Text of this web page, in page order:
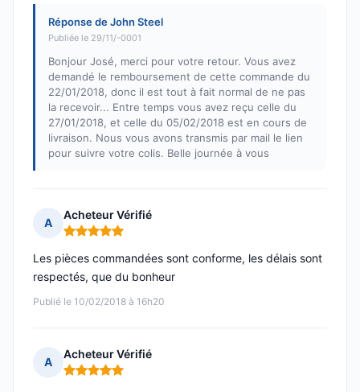
Réponse de John Steel
Publiée le 29/11/-0001
Bonjour José, merci pour votre retour. Vous avez
demandé le remboursement de cette commande du
22/01/2018, donc il est tout à fait normal de ne pas
la recevoir... Entre temps vous avez reçu celle du
27/01/2018, et celle du 05/02/2018 est en cours de
livraison. Nous vous avons transmis par mail le lien
pour suivre votre colis. Belle journée à vous
A
Acheteur Vérifié
Note : 5 sur 5
Publié le 10/02/2018 à 16h20
Les pièces commandées sont conforme, les délais sont
respectés, que du bonheur
A
Acheteur Vérifié
Note : 5 sur 5